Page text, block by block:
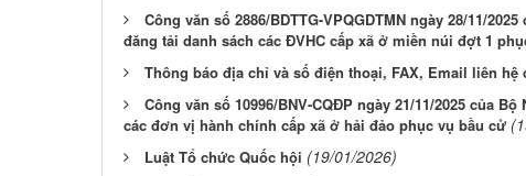
Công văn số 2886/BDTTG-VPQGDTMN ngày 28/11/
đăng tải danh sách các ĐVHC cấp xã ở miền núi đợt 1
Thông báo địa chỉ và số điện thoại, FAX, Email liên hệ
Công văn số 10996/BNV-CQĐP ngày 21/11/2025 của
các đơn vị hành chính cấp xã ở hải đảo phục vụ bầu cử
Luật Tổ chức Quốc hội (19/01/2026)